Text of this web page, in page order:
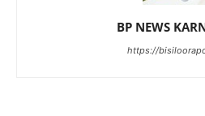
BP NEWS
https://